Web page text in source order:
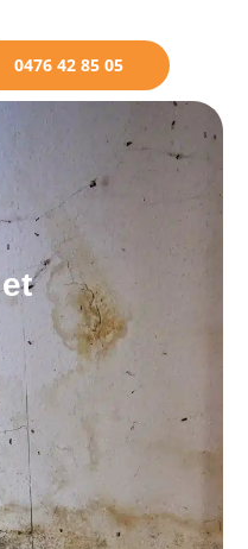
0476 42 85 05